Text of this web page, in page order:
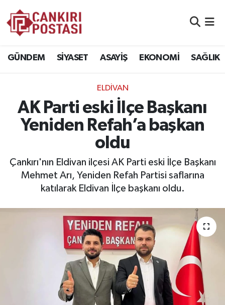
GÜNDEM SİYASET ASAYİŞ EKONOMİ SAĞLIK
ELDİVAN
AK Parti eski İlçe Başkanı
Yeniden Refah’a başkan
oldu
Çankırı'nın Eldivan ilçesi AK Parti eski İlçe Başkanı
Mehmet Arı, Yeniden Refah Partisi saflarına
katılarak Eldivan İlçe başkanı oldu.
EKONOMİ
SPOR
EĞİTİM
RESMİ İLANLAR
Trafik Durumu
Süper Lig Puan Durumu ve Fikstür
Tüm Manşetler
Son Dakika Haberleri
Haber Arşivi